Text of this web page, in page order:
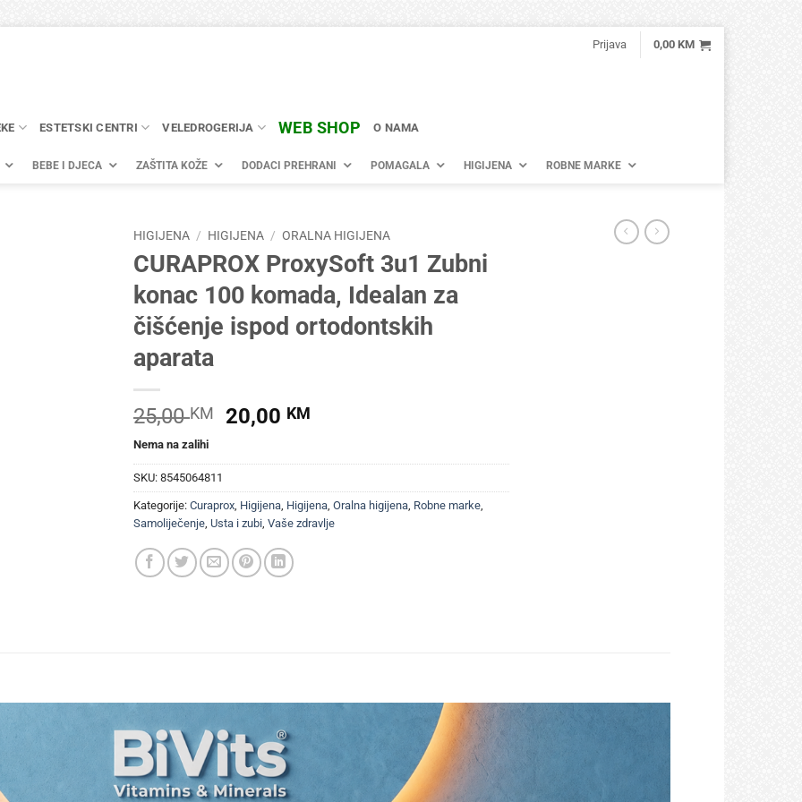
Prijava 0,00 KM
ESTETSKI CENTRI VELEDROGERIJA WEB SHOP O NAMA
BEBE I DJECA ZAŠTITA KOŽE DODACI PREHRANI POMAGALA HIGIJENA ROBNE MARKE
HIGIJENA / HIGIJENA / ORALNA HIGIJENA
CURAPROX ProxySoft 3u1 Zubni
konac 100 komada, Idealan za
čišćenje ispod ortodontskih
aparata
25,00KM
Izvorna
bila
25,00 KM.
20,00 KM
je:
Nema na zalihi
SKU: 8545064811
Kategorije: Curaprox Higijena Higijena Oralna higijena Robne marke
Samoliječenje Usta i zubi Vaše zdravlje